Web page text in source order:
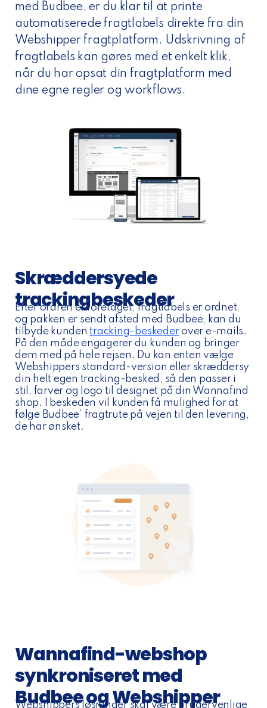
med Budbee, er du klar til at printe
automatiserede fragtlabels direkte fra din
Webshipper fragtplatform. Udskrivning af
fragtlabels kan gøres med et enkelt klik,
når du har opsat din fragtplatform med
dine egne regler og workflows.
Skræddersyede
trackingbeskeder
Efter ordren er foretaget, fragtlabels er ordnet,
og pakken er sendt afsted med Budbee, kan du
tilbyde kunden tracking-beskederover e-mails.
På den måde engagerer du kunden og bringer
dem med på hele rejsen. Du kan enten vælge
Webshippers standard-version eller skræddersy
din helt egen tracking-besked, så den passer i
stil, farver og logo til designet på din Wannafind
shop. I beskeden vil kunden få mulighed for at
følge Budbee’ fragtrute på vejen til den levering,
de har ønsket.
Wannafind-webshop
synkroniseret med
Budbee og Webshipper
Webshippers løsninger skal være brugervenlige